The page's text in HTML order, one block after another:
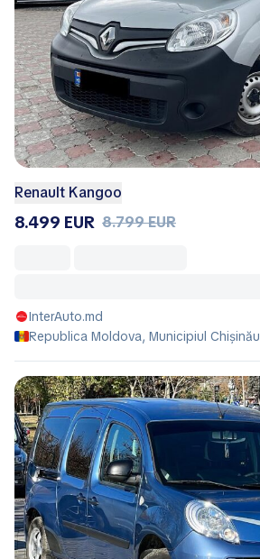
Renault Kangoo
8.499 EUR 8.799 EUR
InterAuto.md
Republica Moldova, Municipiul Chișinău